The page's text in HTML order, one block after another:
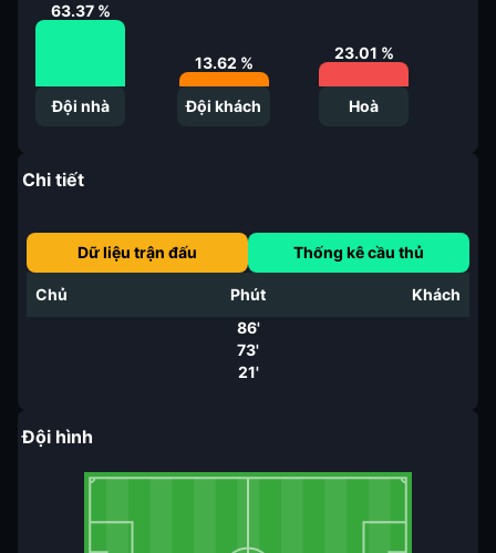
63.37%
Đội nhà
13.62 %
Đội khách
23.01 %
Hoà
Chi tiết
Dữ liệu trận đấu Thống kê cầu thủ
Chủ Phút
Khách
86'
73'
21'
Đội hình